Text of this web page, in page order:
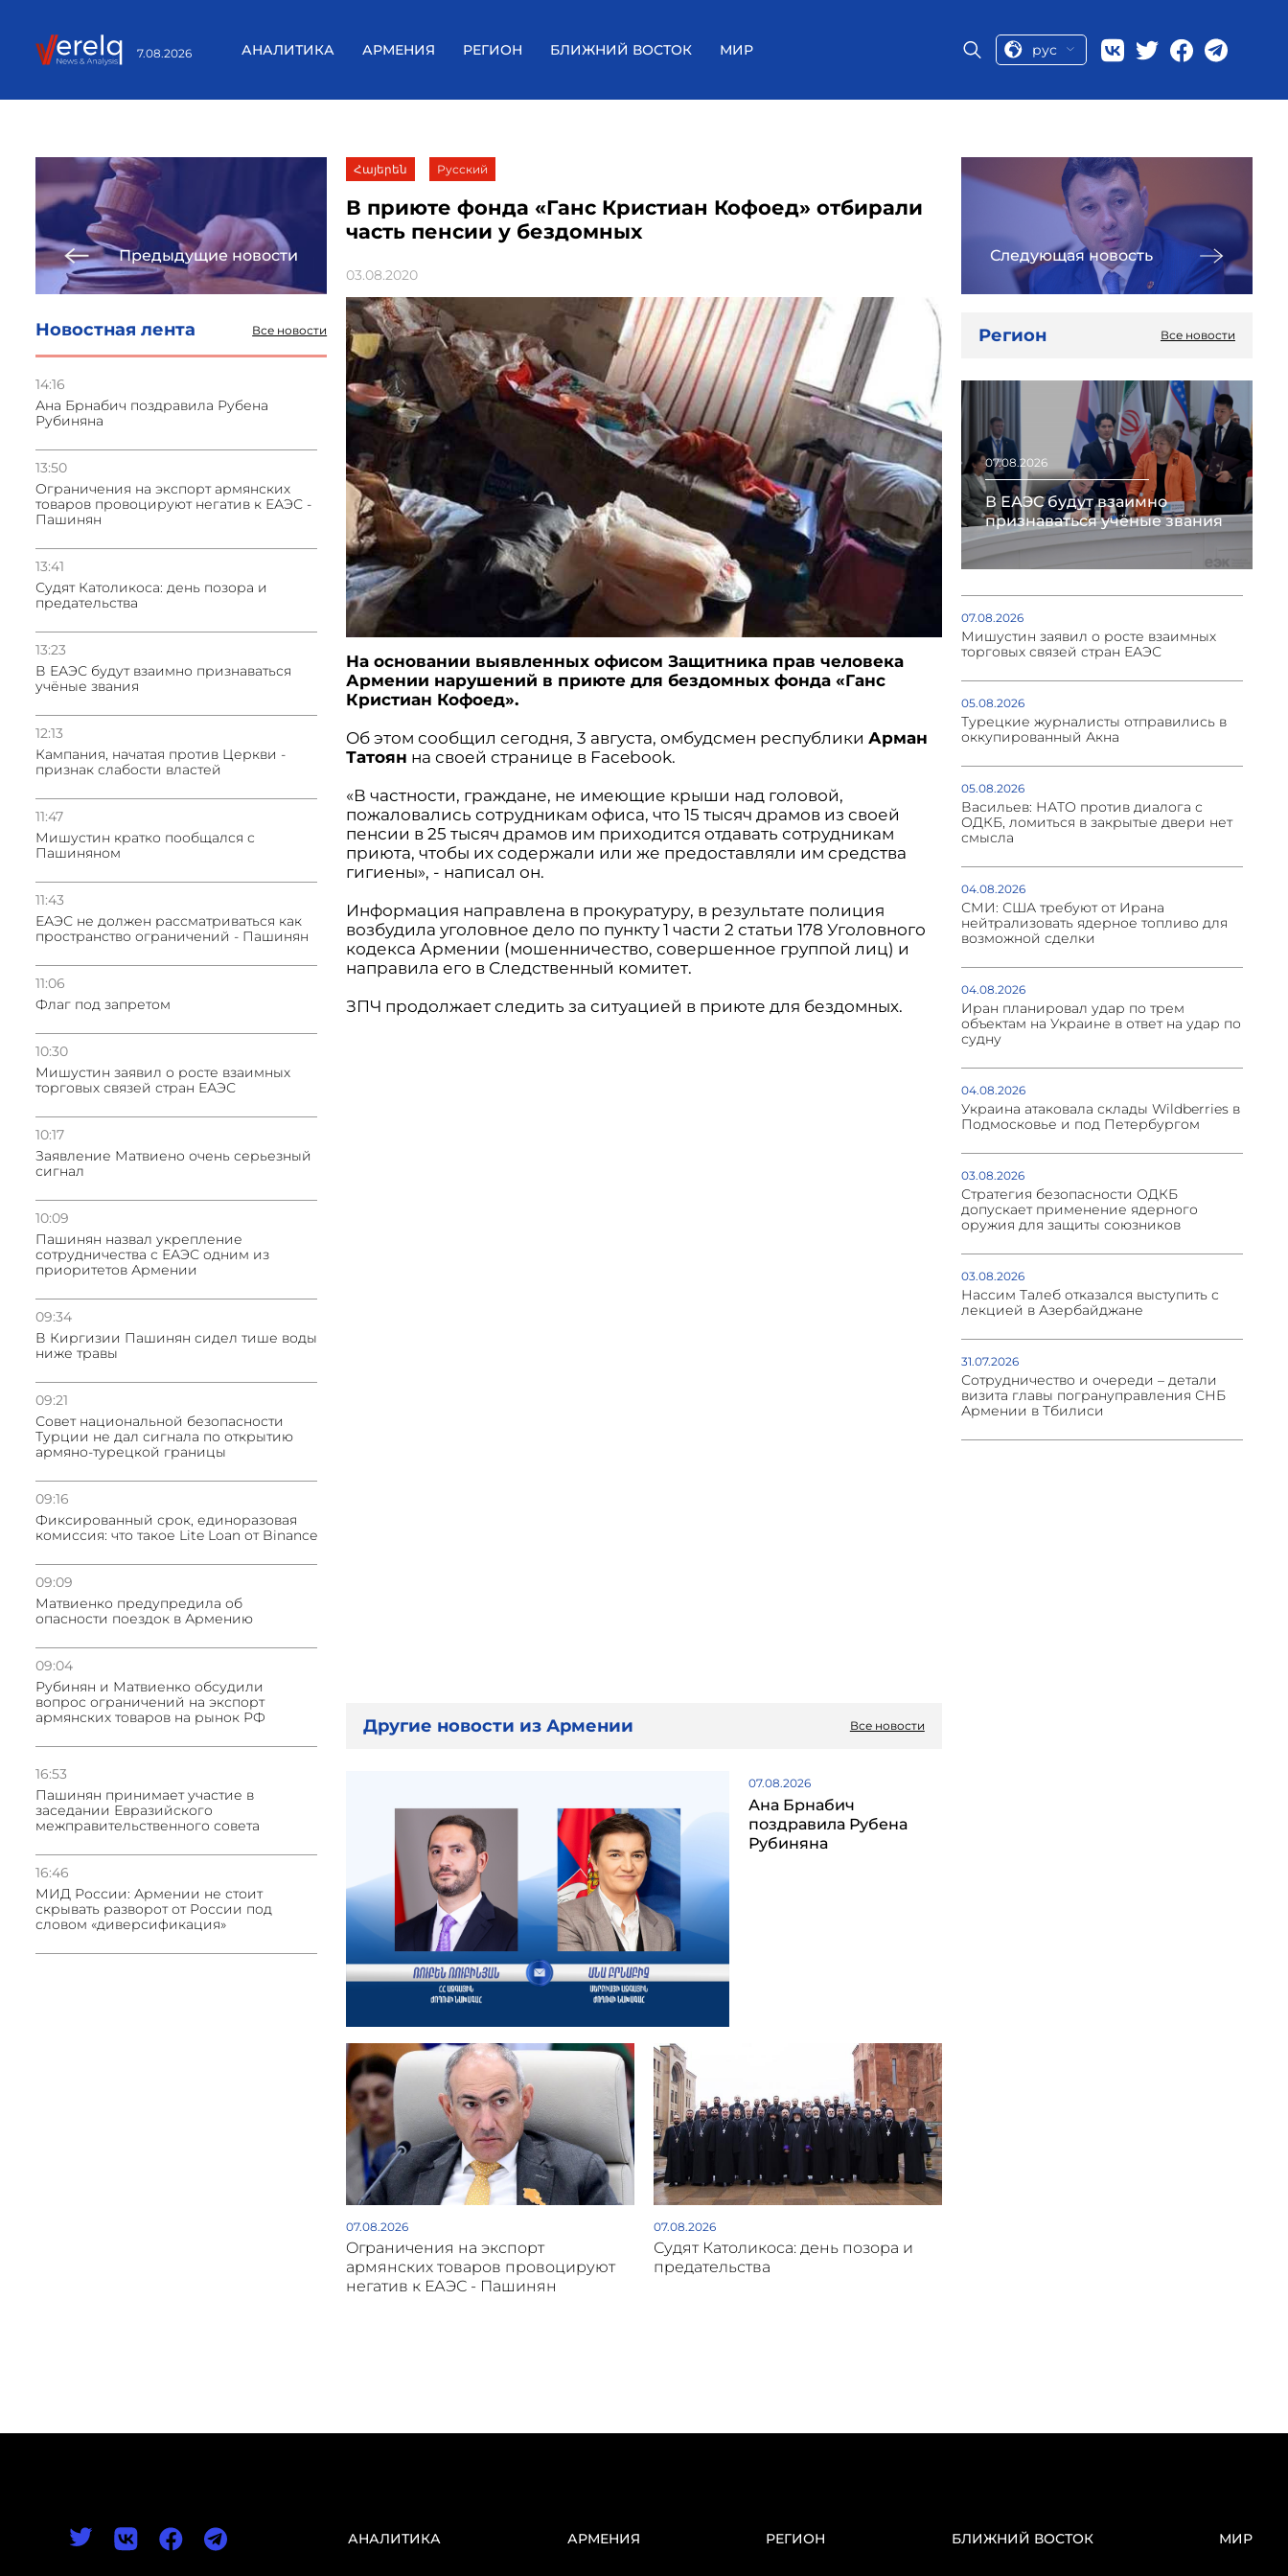
7.08.2026 АНАЛИТИКА АРМЕНИЯ РЕГИОН БЛИЖНИЙ ВОСТОК МИР рус
Предыдущие новости
Новостная лента Все новости
14:16
Ана Брнабич поздравила Рубена
Рубиняна
13:50
Oграничения на экспорт армянских
товаров провоцируют негатив к ЕАЭС -
Пашинян
13:41
Судят Католикоса: день позора и
предательства
13:23
В ЕАЭС будут взаимно признаваться
учёные звания
12:13
Кампания, начатая против Церкви -
признак слабости властей
11:47
Мишустин кратко пообщался с
Пашиняном
11:43
ЕАЭС не должен рассматриваться как
пространство ограничений - Пашинян
11:06
Флаг под запретом
10:30
Мишустин заявил о росте взаимных
торговых связей стран ЕАЭС
10:17
Заявление Матвиено очень серьезный
сигнал
10:09
Пашинян назвал укрепление
сотрудничества с ЕАЭС одним из
приоритетов Армении
09:34
В Киргизии Пашинян сидел тише воды
ниже травы
09:21
Совет национальной безопасности
Турции не дал сигнала по открытию
армяно-турецкой границы
09:16
Фиксированный срок, единоразовая
комиссия: что такое Lite Loan от Binance
09:09
Матвиенко предупредила об
опасности поездок в Армению
09:04
Рубинян и Матвиенко обсудили
вопрос ограничений на экспорт
армянских товаров на рынок РФ
16:53
Пашинян принимает участие в
заседании Евразийского
межправительственного совета
16:46
МИД России: Армении не стоит
скрывать разворот от России под
словом «диверсификация»
Հայերեն Русский
В приюте фонда «Ганс Кристиан Кофоед» отбирали
часть пенсии у бездомных
03.08.2020
На основании выявленных офисом Защитника прав человека
Армении нарушений в приюте для бездомных фонда «Ганс
Кристиан Кофоед».
Об этом сообщил сегодня, 3 августа, омбудсмен республикиАрман
Татоян на своей странице в Facebook.
«В частности, граждане, не имеющие крыши над головой,
пожаловались сотрудникам офиса, что 15 тысяч драмов из своей
пенсии в 25 тысяч драмов им приходится отдавать сотрудникам
приюта, чтобы их содержали или же предоставляли им средства
гигиены», - написал он.
Информация направлена в прокуратуру, в результате полиция
возбудила уголовное дело по пункту 1 части 2 статьи 178 Уголовного
кодекса Армении (мошенничество, совершенное группой лиц) и
направила его в Следственный комитет.
ЗПЧ продолжает следить за ситуацией в приюте для бездомных.
Другие новости из Армении Все новости
07.08.2026
Ана Брнабич
поздравила Рубена
Рубиняна
07.08.2026
Oграничения на экспорт
армянских товаров провоцируют
негатив к ЕАЭС - Пашинян
07.08.2026
Судят Католикоса: день позора и
предательства
Следующая новость
Регион Все новости
07.08.2026
В ЕАЭС будут взаимно
признаваться учёные звания
07.08.2026
Мишустин заявил о росте взаимных
торговых связей стран ЕАЭС
05.08.2026
Турецкие журналисты отправились в
оккупированный Акна
05.08.2026
Васильев: НАТО против диалога с
ОДКБ, ломиться в закрытые двери нет
смысла
04.08.2026
СМИ: США требуют от Ирана
нейтрализовать ядерное топливо для
возможной сделки
04.08.2026
Иран планировал удар по трем
объектам на Украине в ответ на удар по
судну
04.08.2026
Украина атаковала склады Wildberries в
Подмосковье и под Петербургом
03.08.2026
Стратегия безопасности ОДКБ
допускает применение ядерного
оружия для защиты союзников
03.08.2026
Нассим Талеб отказался выступить с
лекцией в Азербайджане
31.07.2026
Сотрудничество и очереди – детали
визита главы погрануправления СНБ
Армении в Тбилиси
АНАЛИТИКА АРМЕНИЯ РЕГИОН БЛИЖНИЙ ВОСТОК МИР